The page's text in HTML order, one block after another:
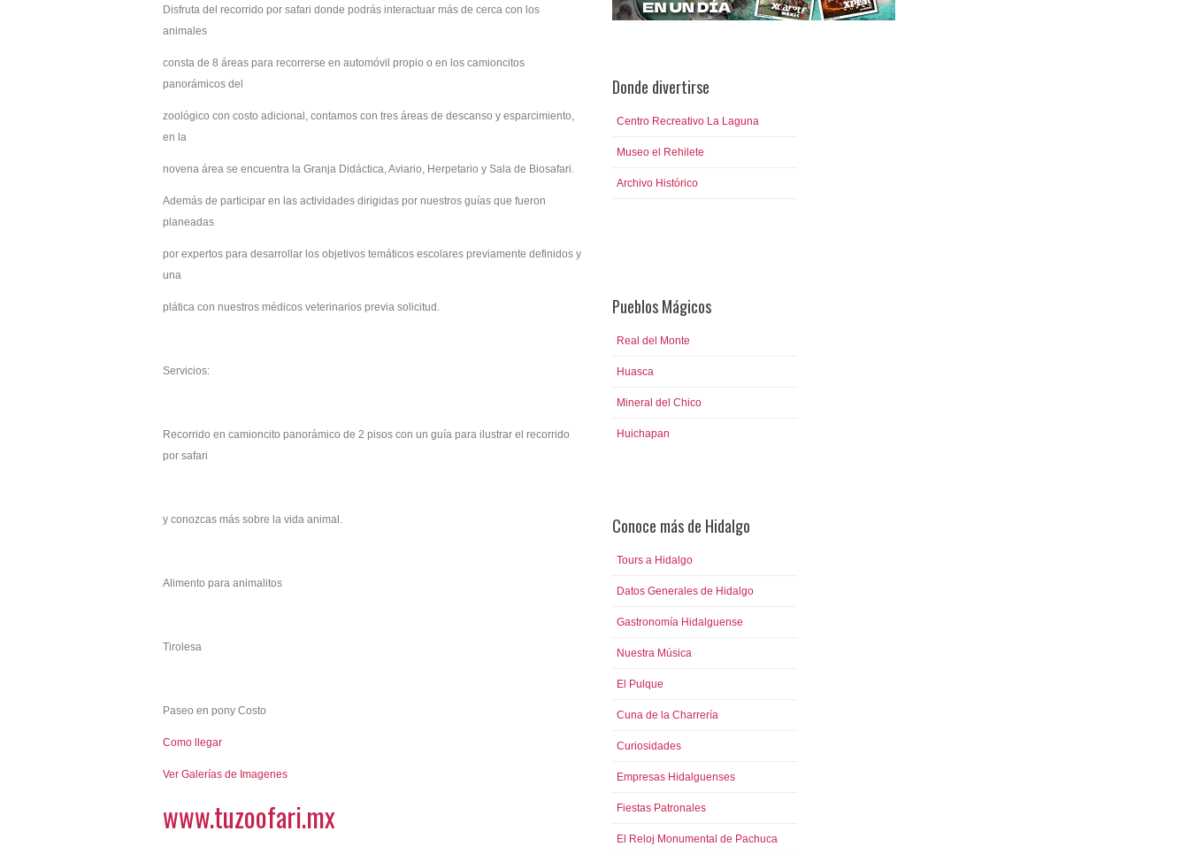
Disfruta del recorrido por safari donde podrás interactuar más de cerca con los
animales
consta de 8 áreas para recorrerse en automóvil propio o en los camioncitos
panorámicos del
zoológico con costo adicional, contamos con tres áreas de descanso y esparcimiento,
en la
novena área se encuentra la Granja Didáctica, Aviario, Herpetario y Sala de Biosafari.
Además de participar en las actividades dirigidas por nuestros guías que fueron
planeadas
por expertos para desarrollar los objetivos temáticos escolares previamente definidos y
una
plática con nuestros médicos veterinarios previa solicitud.
Servicios:
Recorrido en camioncito panorámico de 2 pisos con un guía para ilustrar el recorrido
por safari
y conozcas más sobre la vida animal.
Alimento para animalitos
Tirolesa
Paseo en pony Costo
Como llegar
Ver Galerías de Imagenes
www.tuzoofari.mx
Donde divertirse
Centro Recreativo La Laguna
Museo el Rehilete
Archivo Histórico
Pueblos Mágicos
Real del Monte
Huasca
Mineral del Chico
Huichapan
Conoce más de Hidalgo
Tours a Hidalgo
Datos Generales de Hidalgo
Gastronomía Hidalguense
Nuestra Música
El Pulque
Cuna de la Charrería
Curiosidades
Empresas Hidalguenses
Fiestas Patronales
El Reloj Monumental de Pachuca